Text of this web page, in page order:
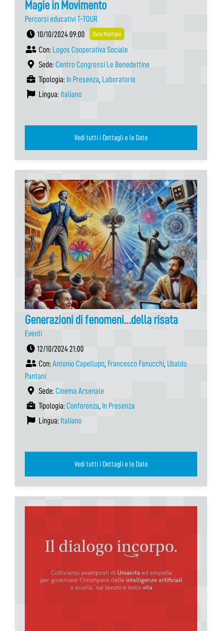
Magie in Movimento
Percorsi educativi T-TOUR
10/10/2024 09:00
Date Multiple
Con: Logos Cooperativa Sociale
Sede: Centro Congressi Le Benedettine
Tipologia: In Presenza, Laboratorio
Lingua: Italiano
Vedi tutti i Dettagli e le Date
Generazioni di fenomeni…della risata
Eventi
12/10/2024 21:00
Con: Antonio Capellupo, Francesco Fanucchi, Ubaldo
Pantani
Sede: Cinema Arsenale
Tipologia: Conferenza, In Presenza
Lingua: Italiano
Vedi tutti i Dettagli e le Date